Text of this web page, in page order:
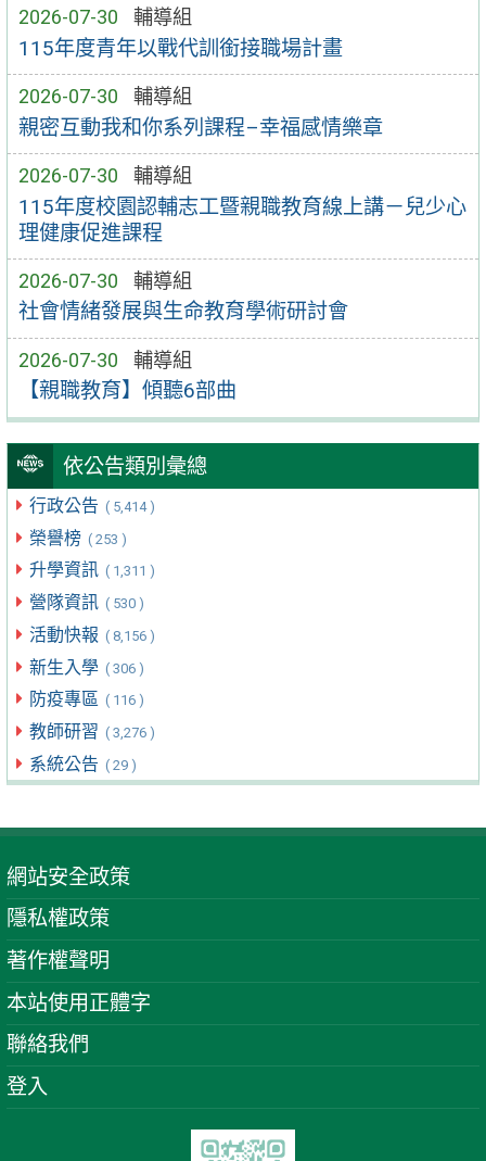
2026-07-30 輔導組
115年度青年以戰代訓銜接職場計畫
2026-07-30 輔導組
親密互動我和你系列課程–幸福感情樂章
2026-07-30 輔導組
115年度校園認輔志工暨親職教育線上講－兒少心
理健康促進課程
2026-07-30 輔導組
社會情緒發展與生命教育學術研討會
2026-07-30 輔導組
【親職教育】傾聽6部曲
依公告類別彙總
行政公告 ( 5,414 )
榮譽榜 ( 253 )
升學資訊 ( 1,311 )
營隊資訊 ( 530 )
活動快報 ( 8,156 )
新生入學 ( 306 )
防疫專區 ( 116 )
教師研習 ( 3,276 )
系統公告 ( 29 )
網站安全政策
隱私權政策
著作權聲明
本站使用正體字
聯絡我們
登入